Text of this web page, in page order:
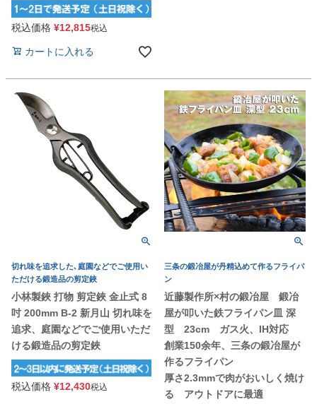
税込価格 ¥12,815税込
カートに入れる
切れ味を追求した､庭園などでご使用い
ただける鍛造品の剪定鋏
小林製鋏 打物 剪定鋏 金止式 8
吋 200mm B-2 新月山 切れ味を
追求、庭園などでご使用いただ
ける鍛造品の剪定鋏
税込価格 ¥12,430税込
三条の鍛冶屋が丹精込めて作るフライパ
ン
近藤製作所×村の鍛冶屋 鍛冶
屋が叩いた鉄フライパン皿 深
型 23cm ガス火、IH対応
創業150余年、三条の鍛冶屋が
作るフライパン
厚さ2.3mmで肉がおいしく焼け
る アウトドアに最適